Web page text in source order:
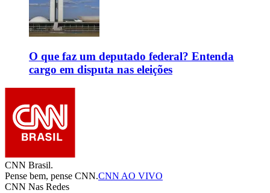
O que faz um deputado federal? Entenda
cargo em disputa nas eleições
CNN Brasil.
Pense bem, pense CNN.CNN AO VIVO
CNN Nas Redes